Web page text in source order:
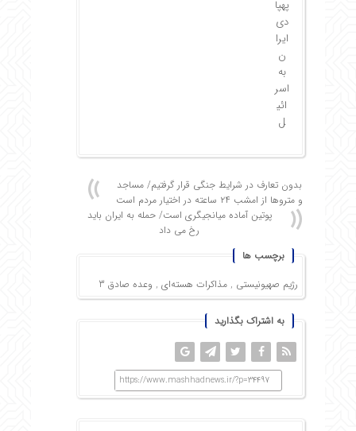
پهپا
دی
ایرا
ن
به
اسر
ائی
ل
بدون تعارف در شرایط جنگی قرار گرفتیم/ مساجد
و متروها از امشب ۲۴ ساعته در اختیار مردم است
پوتین آماده میانجیگری است/ حمله به ایران باید
رخ می داد
برچسب ها
رژیم صهیونیستی , مذاکرات هسته‌ای , وعده صادق 3
به اشتراک بگذارید
https://www.mashhadnews.ir/?p=34497